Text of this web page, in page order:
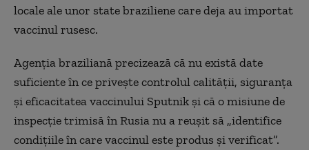
locale ale unor state braziliene care deja au importat
vaccinul rusesc.
Agenția braziliană precizează că nu există date
suficiente în ce privește controlul calității, siguranța
și eficacitatea vaccinului Sputnik și că o misiune de
inspecție trimisă în Rusia nu a reușit să „identifice
condițiile în care vaccinul este produs și verificat”.